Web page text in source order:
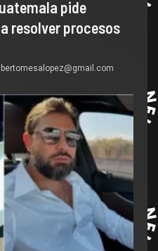
pide
resolver procesos